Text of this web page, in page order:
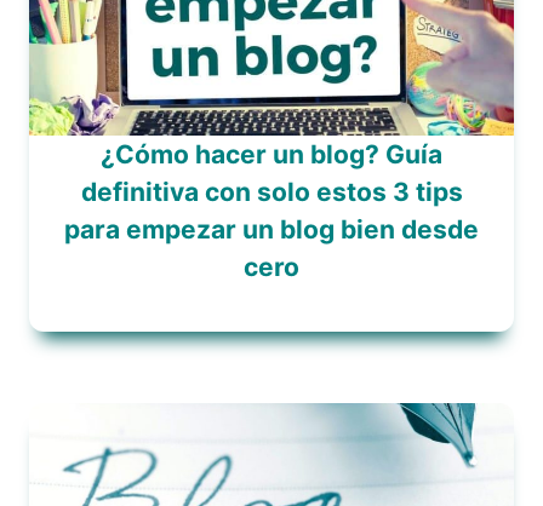
¿Cómo hacer un blog? Guía
definitiva con solo estos 3 tips
para empezar un blog bien desde
cero